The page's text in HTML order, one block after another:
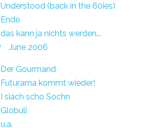
Understood (back in the 60ies)
Ende
das kann ja nichts werden...
June 2006
Der Gourmand
Futurama kommt wieder!
I siach scho Sochn
Globuli
u.a.